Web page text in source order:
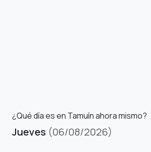
¿Qué día es en Tamuín ahora mismo?
Jueves (06/08/2026)